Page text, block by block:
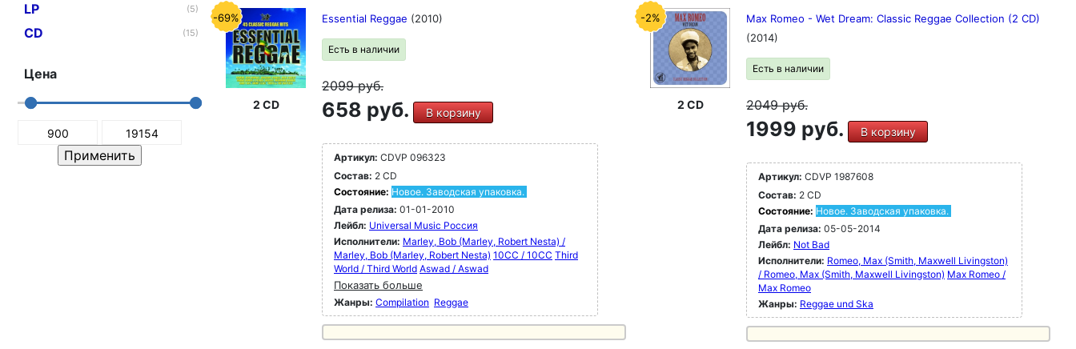
LP (5)
CD (15)
Цена
-69%
2 CD
Essential Reggae (2010)
Есть в наличии
2099руб.
658 руб. В корзину
Артикул: CDVP 096323
Состав: 2 CD
Состояние: Новое. Заводская упаковка.
Дата релиза: 01-01-2010
Лейбл: Universal Music Россия
Исполнители: Marley, Bob (Marley, Robert Nesta) /
Marley, Bob (Marley, Robert Nesta) 10CC / 10CC Third
World / Third World Aswad / Aswad
Показать больше
Жанры: Compilation Reggae
-2%
2 CD
Max Romeo - Wet Dream: Classic Reggae Collection (2 CD)
(2014)
Есть в наличии
2049руб.
1999 руб. В корзину
Артикул: CDVP 1987608
Состав: 2 CD
Состояние: Новое. Заводская упаковка.
Дата релиза: 05-05-2014
Лейбл: Not Bad
Исполнители: Romeo, Max (Smith, Maxwell Livingston)
/ Romeo, Max (Smith, Maxwell Livingston) Max Romeo /
Max Romeo
Жанры: Reggae und Ska